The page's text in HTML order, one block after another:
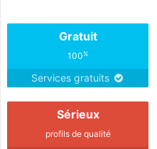
Gratuit
100%
Services gratuits
Sérieux
profils de qualité